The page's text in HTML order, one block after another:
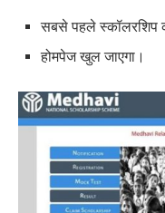
सबसे पहले स्कॉलरशिप
होमपेज खुल जाएगा।